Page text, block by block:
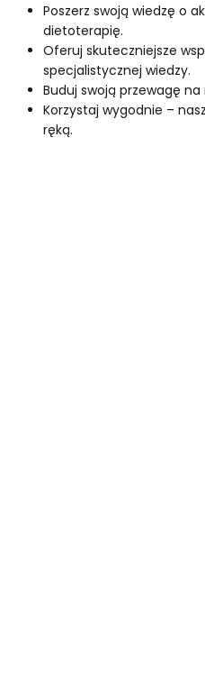
Poszerz swoją wiedzę o
dietoterapię.
Oferuj skuteczniejsze
specjalistycznej wiedzy.
Buduj swoją przewagę
Korzystaj wygodnie –
ręką.